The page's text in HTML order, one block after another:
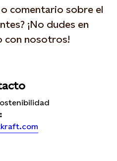
o comentario sobre el
¡No dudes en
con nosotros!